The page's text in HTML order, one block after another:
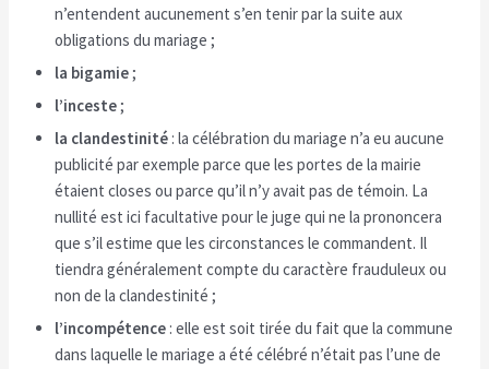
n’entendent aucunement s’en tenir par la suite aux
obligations du mariage ;
la bigamie;
l’inceste;
la clandestinité : la célébration du mariage n’a eu aucune
publicité par exemple parce que les portes de la mairie
étaient closes ou parce qu’il n’y avait pas de témoin. La
nullité est ici facultative pour le juge qui ne la prononcera
que s’il estime que les circonstances le commandent. Il
tiendra généralement compte du caractère frauduleux ou
non de la clandestinité ;
l’incompétence : elle est soit tirée du fait que la commune
dans laquelle le mariage a été célébré n’était pas l’une de